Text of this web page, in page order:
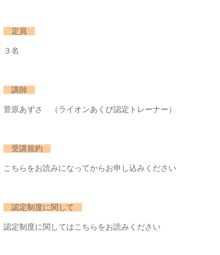
定員
３名
講師
菅原あずさ （ライオンあくび認定トレーナー）
受講規約
こちらをお読みになってからお申し込みください
認定制度に関して
認定制度に関してはこちらをお読みください